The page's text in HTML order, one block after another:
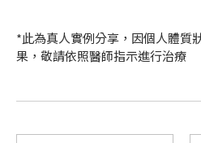
*此為真人實例分享，因個人體質
果，敬請依照醫師指示進行治療